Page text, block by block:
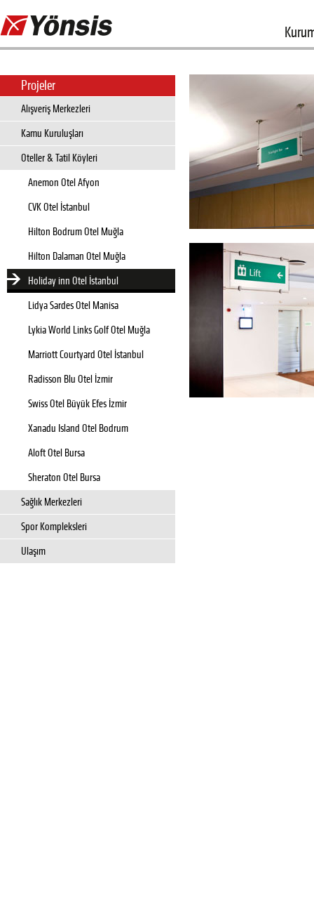
Projeler
Alışveriş Merkezleri
Kamu Kuruluşları
Oteller & Tatil Köyleri
Anemon Otel Afyon
CVK Otel İstanbul
Hilton Bodrum Otel Muğla
Hilton Dalaman Otel Muğla
Holiday inn Otel İstanbul
Lidya Sardes Otel Manisa
Lykia World Links Golf Otel Muğla
Marriott Courtyard Otel İstanbul
Radisson Blu Otel İzmir
Swiss Otel Büyük Efes İzmir
Xanadu Island Otel Bodrum
Aloft Otel Bursa
Sheraton Otel Bursa
Sağlık Merkezleri
Spor Kompleksleri
Ulaşım